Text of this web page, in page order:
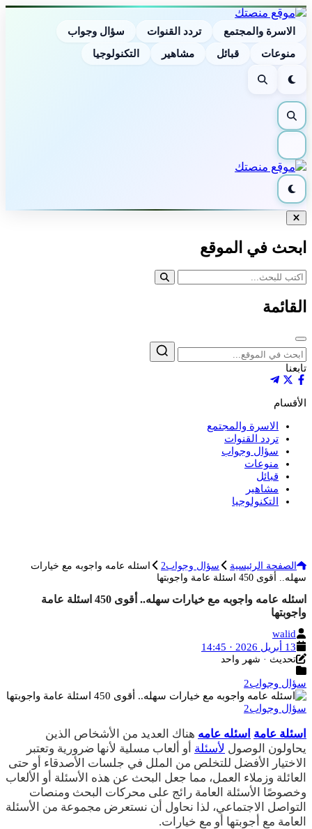
الاسرة والمجتمع تردد القنوات
سؤال وجواب
منوعات
قبائل مشاهير التكنولوجيا
الوضع
بحث
بحث
القائمة
الوضع
الليلي
إغلاق
ابحث في الموقع
القائمة
إغلاق
بحث
تابعنا
الأقسام
الاسرة والمجتمع
تردد القنوات
سؤال وجواب
منوعات
قبائل
مشاهير
التكنولوجيا
الصفحة الرئيسية سؤال وجواب2
اسئله عامه واجوبه مع خيارات
سهله.. أقوى 450 اسئلة عامة واجوبتها
اسئله عامه واجوبه مع خيارات سهله.. أقوى 450 اسئلة عامة
واجوبتها
الكاتب
walid
تاريخ
النشر
13 أبريل 2026 · 14:45
آخر
تحديث · شهر واحد
سؤال وجواب2
سؤال وجواب2
اسئلة عامة اسئله عامه هناك العديد من الأشخاص الذين
يحاولون الوصول لأسئلة أو ألعاب مسلية لأنها ضرورية وتعتبر
الاختيار الأفضل للتخلص من الملل في جلسات الأصدقاء أو حتى
العائلة وزملاء العمل، مما جعل البحث عن هذه الأسئلة أو الألعاب
وخصوصًا الأسئلة العامة رائج على محركات البحث ومنصات
التواصل الاجتماعي، لذا نحاول أن نستعرض مجموعة من الأسئلة
العامة مع أجوبتها أو مع خيارات.